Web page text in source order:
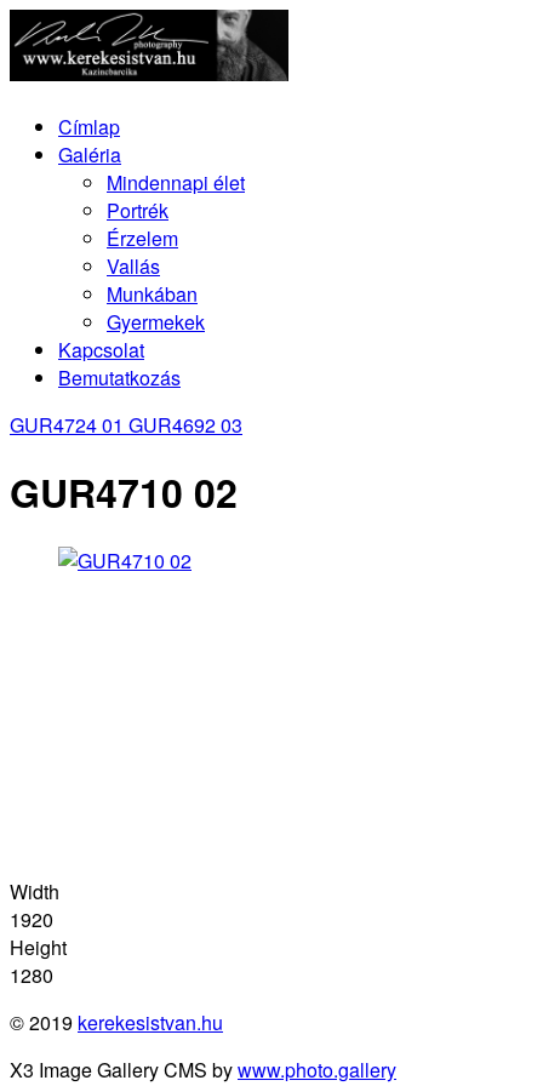
Címlap
Galéria
Mindennapi élet
Portrék
Érzelem
Vallás
Munkában
Gyermekek
Kapcsolat
Bemutatkozás
GUR4724 01 GUR4692 03
GUR4710 02
Width
1920
Height
1280
© 2019 kerekesistvan.hu
X3 Image Gallery CMS bywww.photo.gallery